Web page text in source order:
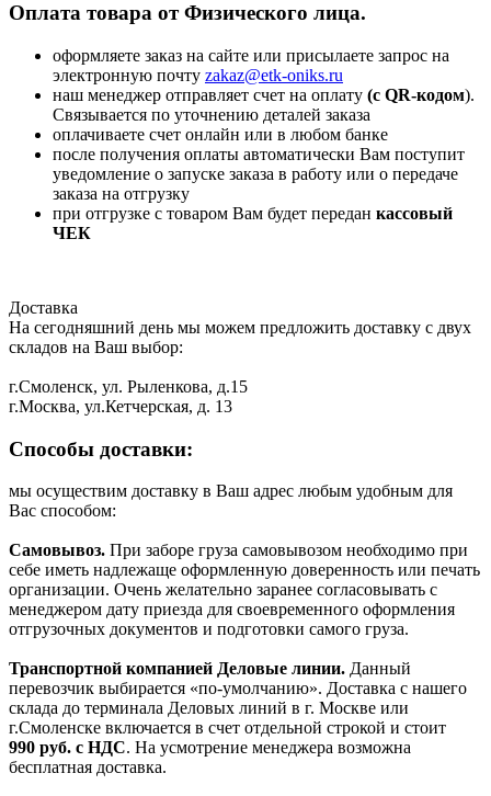
Оплата товара от Физического лица.
оформляете заказ на сайте или присылаете запрос на
электронную почту zakaz@etk-oniks.ru
наш менеджер отправляет счет на оплату (с QR-кодом).
Связывается по уточнению деталей заказа
оплачиваете счет онлайн или в любом банке
после получения оплаты автоматически Вам поступит
уведомление о запуске заказа в работу или о передаче
заказа на отгрузку
при отгрузке с товаром Вам будет передан кассовый
ЧЕК
Доставка
На сегодняшний день мы можем предложить доставку с двух
складов на Ваш выбор:
г.Смоленск, ул. Рыленкова, д.15
г.Москва, ул.Кетчерская, д. 13
Способы доставки:
мы осуществим доставку в Ваш адрес любым удобным для
Вас способом:
Самовывоз. При заборе груза самовывозом необходимо при
себе иметь надлежаще оформленную доверенность или печать
организации. Очень желательно заранее согласовывать с
менеджером дату приезда для своевременного оформления
отгрузочных документов и подготовки самого груза.
Транспортной компанией Деловые линии. Данный
перевозчик выбирается «по-умолчанию». Доставка с нашего
склада до терминала Деловых линий в г. Москве или
г.Смоленске включается в счет отдельной строкой и стоит
990 руб. с НДС. На усмотрение менеджера возможна
бесплатная доставка.